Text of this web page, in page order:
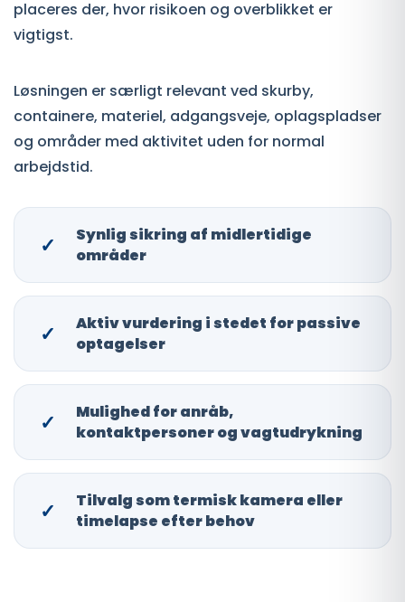
placeres der, hvor risikoen og overblikket er
vigtigst.
Løsningen er særligt relevant ved skurby,
containere, materiel, adgangsveje, oplagspladser
og områder med aktivitet uden for normal
arbejdstid.
✓
Synlig sikring af midlertidige
områder
✓
Aktiv vurdering i stedet for passive
optagelser
✓
Mulighed for anråb,
kontaktpersoner og vagtudrykning
✓
Tilvalg som termisk kamera eller
timelapse efter behov